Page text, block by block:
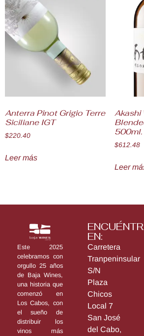
Anterra Pinot Grigio Terre
Siciliane IGT
$220.40
Leer más
Akashi
500ml.
$612.48
Leer
Este 2025
celebramos con
orgullo 25 años
de Baja Wines,
una historia que
comenzó en
Los Cabos, con
el sueño de
distribuir los
vinos más
EN:
Carretera
Tranpeninsular
S/N
Plaza
Chicos
Local 7
San José
del Cabo,